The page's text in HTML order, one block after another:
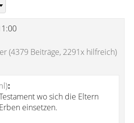
(4379 Beiträge, 2291x hilfreich)
:
wo sich die Eltern
einsetzen.